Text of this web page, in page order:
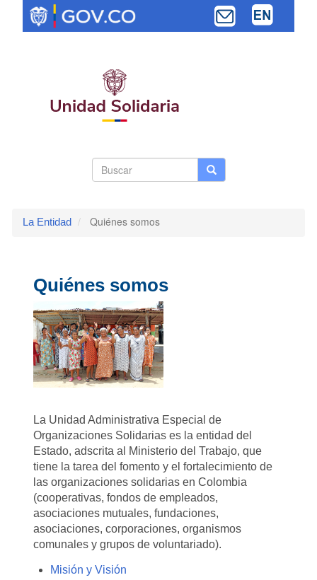
contenido
Buscar Buscar
La Entidad Quiénes somos
Quiénes somos
La Unidad Administrativa Especial de
Organizaciones Solidarias es la entidad del
Estado, adscrita al Ministerio del Trabajo, que
tiene la tarea del fomento y el fortalecimiento de
las organizaciones solidarias en Colombia
(cooperativas, fondos de empleados,
asociaciones mutuales, fundaciones,
asociaciones, corporaciones, organismos
comunales y grupos de voluntariado).
Misión y Visión